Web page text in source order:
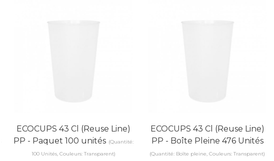
ECOCUPS 43 Cl (Reuse Line)
PP - Paquet 100 unités (Quantité:
100 Unités, Couleurs: Transparent)
ECOCUPS 43 Cl (Reuse Line)
PP - Boîte Pleine 476 Unités
(Quantité: Boîte pleine, Couleurs: Transparent)